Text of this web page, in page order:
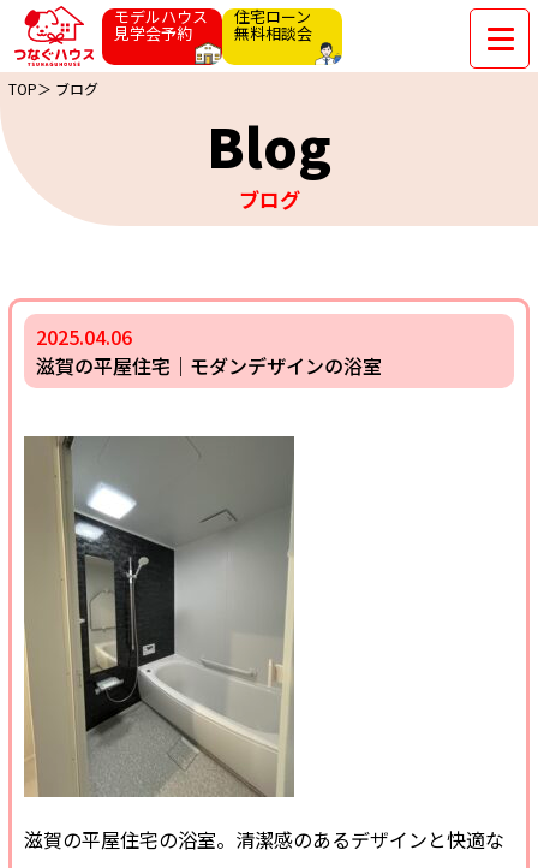
モデルハウス
見学会予約
住宅ローン
無料相談会
TOP＞ ブログ
Blog
ブログ
2025.04.06
滋賀の平屋住宅｜モダンデザインの浴室
滋賀の平屋住宅の浴室。清潔感のあるデザインと快適な